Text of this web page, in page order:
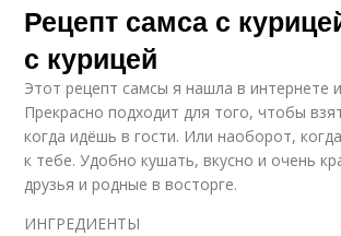
Рецепт самса с
с курицей
Этот рецепт самсы я нашла в интернете
Прекрасно подходит для того, чтобы
когда идёшь в гости. Или наоборот,
к тебе. Удобно кушать, вкусно и очень
друзья и родные в восторге.
ИНГРЕДИЕНТЫ